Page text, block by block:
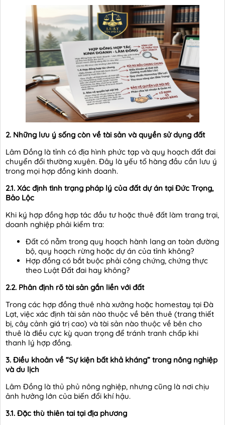
2. Những lưu ý sống còn về tài sản và quyền sử dụng đất
Lâm Đồng là tỉnh có địa hình phức tạp và quy hoạch đất đai
chuyển đổi thường xuyên. Đây là yếu tố hàng đầu cần lưu ý
trong mọi hợp đồng kinh doanh.
2.1. Xác định tình trạng pháp lý của đất dự án tại Đức Trọng,
Bảo Lộc
Khi ký hợp đồng hợp tác đầu tư hoặc thuê đất làm trang trại,
doanh nghiệp phải kiểm tra:
Đất có nằm trong quy hoạch hành lang an toàn đường
bộ, quy hoạch rừng hoặc dự án của tỉnh không?
Hợp đồng có bắt buộc phải công chứng, chứng thực
theo Luật Đất đai hay không?
2.2. Phân định rõ tài sản gắn liền với đất
Trong các hợp đồng thuê nhà xưởng hoặc homestay tại Đà
Lạt, việc xác định tài sản nào thuộc về bên thuê (trang thiết
bị, cây cảnh giá trị cao) và tài sản nào thuộc về bên cho
thuê là điều cực kỳ quan trọng để tránh tranh chấp khi
thanh lý hợp đồng.
3. Điều khoản về “Sự kiện bất khả kháng” trong nông nghiệp
và du lịch
Lâm Đồng là thủ phủ nông nghiệp, nhưng cũng là nơi chịu
ảnh hưởng lớn của biến đổi khí hậu.
3.1. Đặc thù thiên tai tại địa phương